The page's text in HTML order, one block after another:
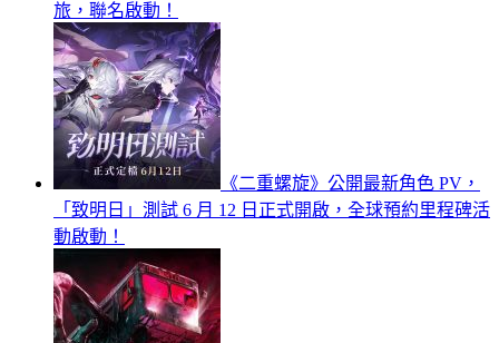
旅，聯名啟動！
《二重螺旋》公開最新角色 PV，
「致明日」測試 6 月 12 日正式開啟，全球預約里程碑活
動啟動！